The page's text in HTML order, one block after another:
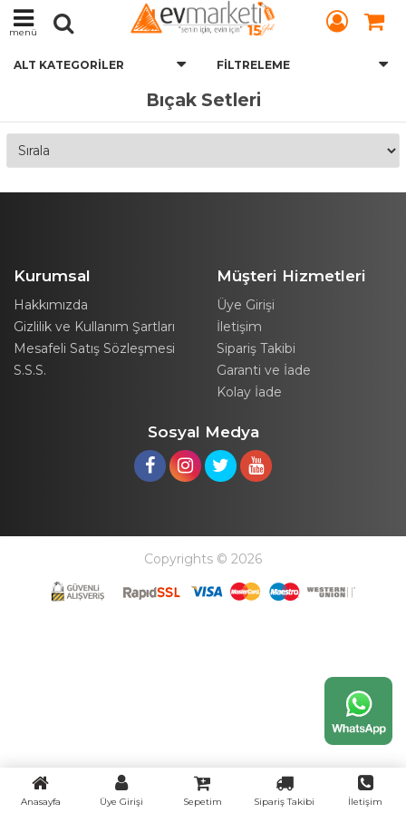
menü
ALT KATEGORILER FILTRELEME
Bıçak Setleri
Kurumsal
Hakkımızda
Gizlilik ve Kullanım Şartları
Mesafeli Satış Sözleşmesi
S.S.S.
Müşteri Hizmetleri
Üye Girişi
İletişim
Sipariş Takibi
Garanti ve İade
Kolay İade
Sosyal Medya
Copyrights © 2026
Anasayfa Üye Girişi Sepetim Sipariş Takibi İletişim